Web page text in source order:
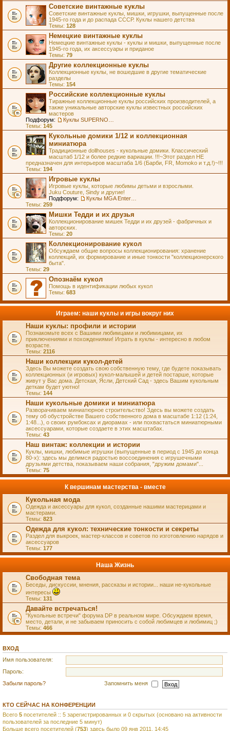
Советские винтажные куклы
Советские винтажные куклы, мишки, игрушки, выпущенные после
1945-го года и до распада СССР. Куклы нашего детства
Темы: 128
Немецкие винтажные куклы
Немецкие винтажные куклы - куклы и мишки, выпущенные после
1945-го года, их аксессуары и приданое
Темы: 79
Другие коллекционные куклы
Коллекционные куклы, не вошедшие в другие тематические
разделы
Темы: 154
Российские коллекционные куклы
Тиражные коллекционные куклы российских производителей, а
также уникальные авторские куклы известных российских
мастеров
Подфорум:
Темы: 145
Кукольные домики 1/12 и коллекционная
миниатюра
Традиционные dollhouses - кукольные домики. Классический
масштаб 1/12 и более редкие вариации. !!!~Этот раздел НЕ
предназначен для интерьеров масштаба 1/6 (Барби, FR, Momoko и т.д.!)~!!!
Темы: 194
Игровые куклы
Игровые куклы, которые любимы детьми и взрослыми.
Juku Couture, Sindy и другие!
Подфорум:
Темы: 259
Мишки Тедди и их друзья
Коллекционирование мишек Тедди и их друзей - фабричных и
авторских.
Темы: 20
Коллекционирование кукол
Обсуждаем общие вопросы коллекционирования: хранение
коллекций, их формирование и иные тонкости "коллекционерского
быта".
Темы: 29
Опознаём кукол
Помощь в идентификации любых кукол
Темы: 683
Играем: наши куклы и игры вокруг них
Наши куклы: профили и истории
Познакомьте всех с Вашими любимцами и любимицами, их
приключениями и похождениями! Играть в куклы - интересно в любом
возрасте.
Темы: 2116
Наши коллекции кукол-детей
Здесь Вы можете создать свою собственную тему, где будете показывать
коллекционных (и игровых) кукол-малышей и детей постарше, которые
живут у Вас дома. Детская, Ясли, Детский Сад - здесь Вашим кукольным
деткам будет уютно!
Темы: 144
Наши кукольные домики и миниатюра
Разворачиваем миниатюрное строительство! Здесь вы можете создать
тему об обустройстве Вашего собственного дома в масштабе 1:12 (1:24,
1:48...), о своих румбоксах и диорамах - или похвастаться миниатюрными
аксессуарами, которые создаете в этих масштабах.
Темы: 43
Наш винтаж: коллекции и истории
Куклы, мишки, любимые игрушки (выпущенные в период с 1945 до конца
80-х): здесь мы делимся радостью воссоединения с игрушечными
друзьями детства, показываем наши собрания, "дружим домами"...
Темы: 75
К вершинам мастерства - вместе
Кукольная мода
Одежда и аксессуары для кукол, созданные нашими мастерицами и
мастерами.
Темы: 823
Одежда для кукол: технические тонкости и секреты
Раздел для выкроек, мастер-классов и советов по изготовлению нарядов и
аксессуаров
Темы: 177
Наша Жизнь
Свободная тема
Беседы, дискуссии, мнения, рассказы и истории... наши не-кукольные
интересы
Темы: 131
Давайте встречаться!
"Кукольные встречи" форума DP в реальном мире. Обсуждаем время,
место, детали, и не забываем приносить с собой любимцев и любимиц ;)
Темы: 466
ВХОД
Имя пользователя:
Пароль:
Забыли пароль?
Запомнить меня
КТО СЕЙЧАС НА КОНФЕРЕНЦИИ
Всего 5 посетителей :: 5 зарегистрированных и 0 скрытых (основано на активности
пользователей за последние 5 минут)
Больше всего посетителей (753) здесь было 09 янв 2011, 14:45